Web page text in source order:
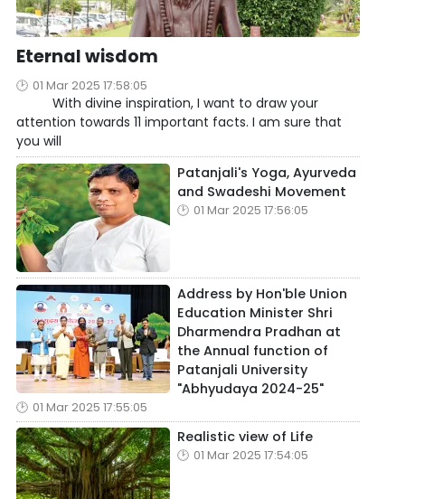
Eternal wisdom
01 Mar 2025 17:58:05
With divine inspiration, I want to draw your
attention towards 11 important facts. I am sure that
you will
Patanjali's Yoga, Ayurveda
and Swadeshi Movement
01 Mar 2025 17:56:05
Address by Hon'ble Union
Education Minister Shri
Dharmendra Pradhan at
the Annual function of
Patanjali University
"Abhyudaya 2024-25"
01 Mar 2025 17:55:05
Realistic view of Life
01 Mar 2025 17:54:05